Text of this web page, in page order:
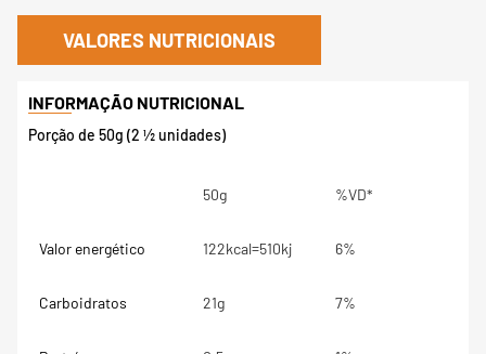
VALORES NUTRICIONAIS
Porção de 50g (2 ½ unidades)
50g %VD*
Valor energético 122kcal=510kj 6%
Carboidratos 21g 7%